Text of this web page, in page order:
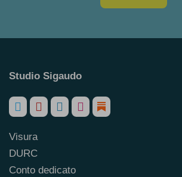
Studio Sigaudo
Visura
DURC
Conto dedicato